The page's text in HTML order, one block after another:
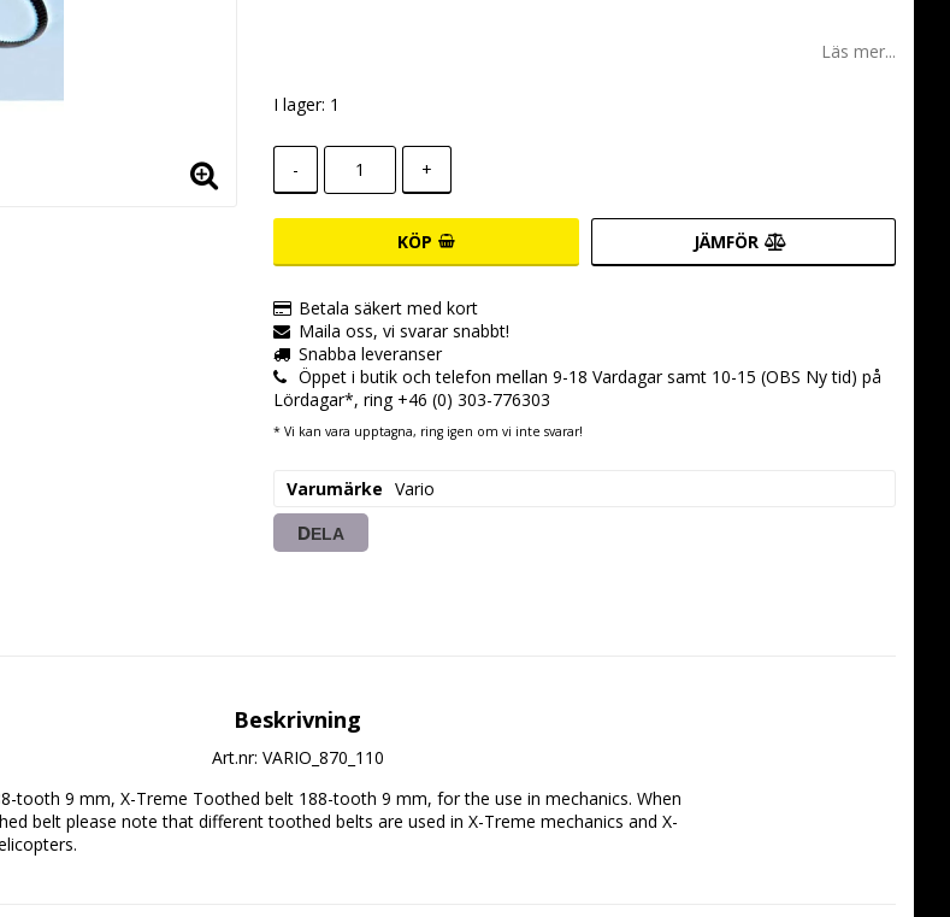
Läs mer...
I lager: 1
- +
KÖP JÄMFÖR
Betala säkert med kort
Maila oss, vi svarar snabbt!
Snabba leveranser
Öppet i butik och telefon mellan 9-18 Vardagar samt 10-15 (OBS Ny tid) på
Lördagar*, ring +46 (0) 303-776303
* Vi kan vara upptagna, ring igen om vi inte svarar!
Varumärke Vario
DELA
Beskrivning
Art.nr: VARIO_870_110
tooth 9 mm, X-Treme Toothed belt 188-tooth 9 mm, for the use in mechanics. When
belt please note that different toothed belts are used in X-Treme mechanics and X-